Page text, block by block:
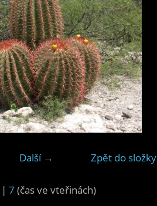
Další → Zpět do složky
| 7 (čas ve vteřinách)